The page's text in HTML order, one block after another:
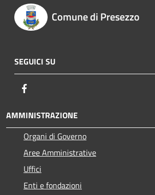
Comune di Presezzo
SEGUICI SU
AMMINISTRAZIONE
Organi di Governo
Aree Amministrative
Uffici
Enti e fondazioni